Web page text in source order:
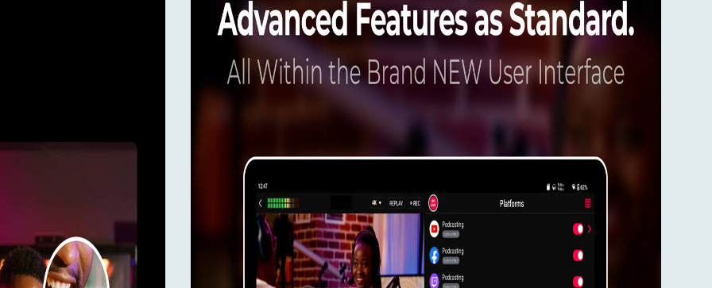
Papildu funkcijas ietver video apgriešanu pielāgotiem skatiem, hroma
automātiskai kameras pārejai, padarot ražošanu vieglu un profesionālu.
intuitīvo skārienjūtīgā ekrāna saskarni un "viss vienā" dizainu. Vienkārši
dažu minūšu laikā - nav nepieciešama sarežģīta iestatīšana.